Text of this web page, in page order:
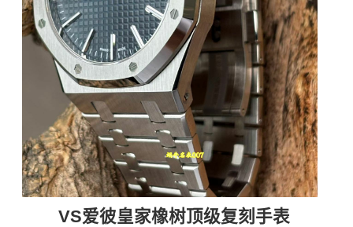
VS爱彼皇家橡树顶级复刻手表